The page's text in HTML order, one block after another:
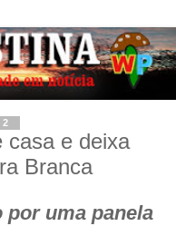
casa e deixa
Branca
por uma panela